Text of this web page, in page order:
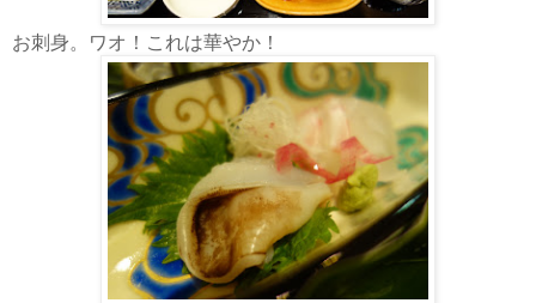
お刺身。ワオ！これは華やか！